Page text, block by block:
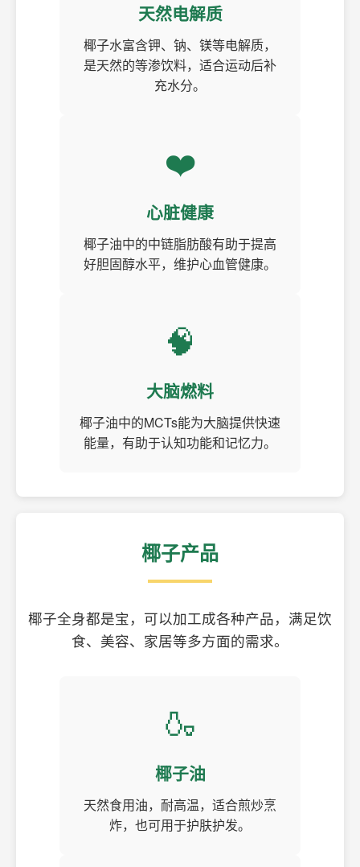
天然电解质
椰子水富含钾、钠、镁等电解质，
是天然的等渗饮料，适合运动后补
充水分。
❤️
心脏健康
椰子油中的中链脂肪酸有助于提高
好胆固醇水平，维护心血管健康。
🧠
大脑燃料
椰子油中的MCTs能为大脑提供快速
能量，有助于认知功能和记忆力。
椰子产品
椰子全身都是宝，可以加工成各种产品，满足饮
食、美容、家居等多方面的需求。
🍶
椰子油
天然食用油，耐高温，适合煎炒烹
炸，也可用于护肤护发。